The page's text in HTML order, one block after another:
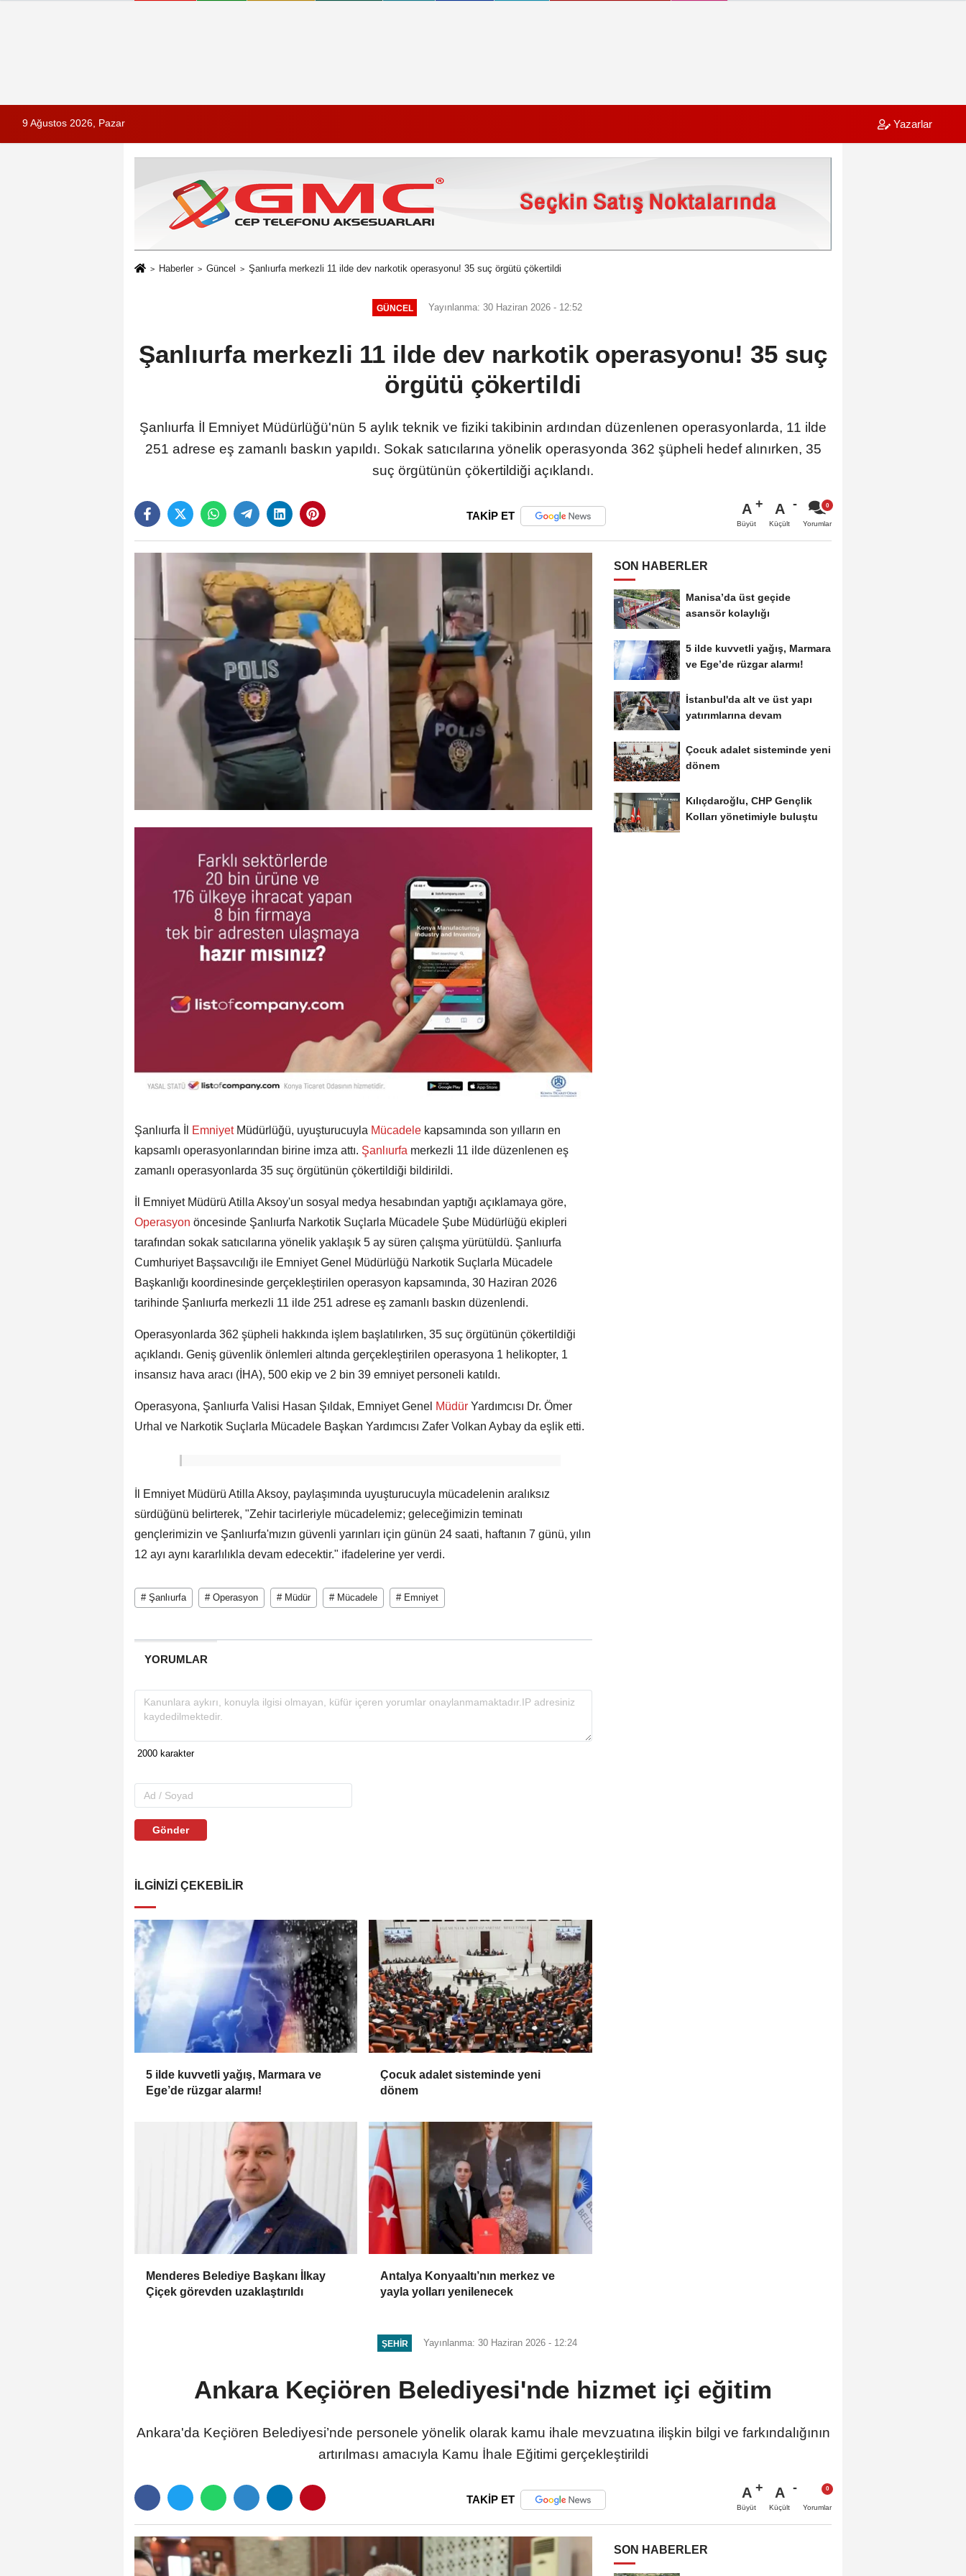
9 Ağustos 2026, Pazar Yazarlar
Haberler Güncel Şanlıurfa merkezli 11 ilde dev narkotik operasyonu! 35 suç örgütü çökertildi
GÜNCEL Yayınlanma: 30 Haziran 2026 - 12:52
Şanlıurfa merkezli 11 ilde dev narkotik operasyonu! 35 suç
örgütü çökertildi
Şanlıurfa İl Emniyet Müdürlüğü'nün 5 aylık teknik ve fiziki takibinin ardından düzenlenen operasyonlarda, 11 ilde
251 adrese eş zamanlı baskın yapıldı. Sokak satıcılarına yönelik operasyonda 362 şüpheli hedef alınırken, 35
suç örgütünün çökertildiği açıklandı.
TAKİP ET A
Büyüt
A
Küçült Yorumlar
Şanlıurfa İl Emniyet Müdürlüğü, uyuşturucuyla Mücadele kapsamında son yılların en
kapsamlı operasyonlarından birine imza attı. Şanlıurfa merkezli 11 ilde düzenlenen eş
zamanlı operasyonlarda 35 suç örgütünün çökertildiği bildirildi.
İl Emniyet Müdürü Atilla Aksoy'un sosyal medya hesabından yaptığı açıklamaya göre,
Operasyon öncesinde Şanlıurfa Narkotik Suçlarla Mücadele Şube Müdürlüğü ekipleri
tarafından sokak satıcılarına yönelik yaklaşık 5 ay süren çalışma yürütüldü. Şanlıurfa
Cumhuriyet Başsavcılığı ile Emniyet Genel Müdürlüğü Narkotik Suçlarla Mücadele
Başkanlığı koordinesinde gerçekleştirilen operasyon kapsamında, 30 Haziran 2026
tarihinde Şanlıurfa merkezli 11 ilde 251 adrese eş zamanlı baskın düzenlendi.
Operasyonlarda 362 şüpheli hakkında işlem başlatılırken, 35 suç örgütünün çökertildiği
açıklandı. Geniş güvenlik önlemleri altında gerçekleştirilen operasyona 1 helikopter, 1
insansız hava aracı (İHA), 500 ekip ve 2 bin 39 emniyet personeli katıldı.
Operasyona, Şanlıurfa Valisi Hasan Şıldak, Emniyet Genel Müdür Yardımcısı Dr. Ömer
Urhal ve Narkotik Suçlarla Mücadele Başkan Yardımcısı Zafer Volkan Aybay da eşlik etti.
İl Emniyet Müdürü Atilla Aksoy, paylaşımında uyuşturucuyla mücadelenin aralıksız
sürdüğünü belirterek, "Zehir tacirleriyle mücadelemiz; geleceğimizin teminatı
gençlerimizin ve Şanlıurfa'mızın güvenli yarınları için günün 24 saati, haftanın 7 günü, yılın
12 ayı aynı kararlılıkla devam edecektir." ifadelerine yer verdi.
# Şanlıurfa # Operasyon # Müdür # Mücadele # Emniyet
YORUMLAR
Gönder
İLGINIZI ÇEKEBILIR
5 ilde kuvvetli yağış, Marmara ve
Ege’de rüzgar alarmı!
Çocuk adalet sisteminde yeni
dönem
Menderes Belediye Başkanı İlkay
Çiçek görevden uzaklaştırıldı
Antalya Konyaaltı’nın merkez ve
yayla yolları yenilenecek
SON HABERLER
Manisa’da üst geçide
asansör kolaylığı
5 ilde kuvvetli yağış, Marmara
ve Ege’de rüzgar alarmı!
İstanbul'da alt ve üst yapı
yatırımlarına devam
Çocuk adalet sisteminde yeni
dönem
Kılıçdaroğlu, CHP Gençlik
Kolları yönetimiyle buluştu
ŞEHIR Yayınlanma: 30 Haziran 2026 - 12:24
Ankara Keçiören Belediyesi'nde hizmet içi eğitim
Ankara'da Keçiören Belediyesi’nde personele yönelik olarak kamu ihale mevzuatına ilişkin bilgi ve farkındalığının
artırılması amacıyla Kamu İhale Eğitimi gerçekleştirildi
TAKİP ET A
Büyüt
A
Küçült Yorumlar
SON HABERLER